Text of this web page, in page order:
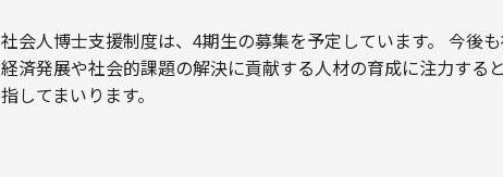
社会人博士支援制度は、4期生の募集を予定しています。 今後
経済発展や社会的課題の解決に貢献する人材の育成に注力する
指してまいります。